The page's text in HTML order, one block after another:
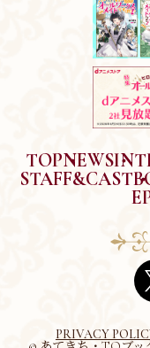
TOPNEWS
STAFF&CAST
PRIVACY